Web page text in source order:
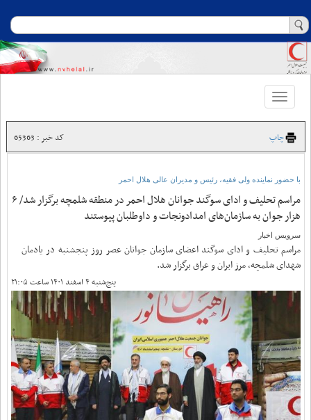
Toggle
navigation
چاپ کد خبر : 65363
با حضور نماینده ولی فقیه، رئیس و مدیران عالی هلال احمر
مراسم تحلیف و ادای سوگند جوانان هلال احمر در منطقه شلمچه برگزار شد/ ۶
هزار جوان به سازمان‌های امدادونجات و داوطلبان پیوستند
سرویس اخبار
مراسم تحلیف و ادای سوگند اعضای سازمان جوانان عصر روز پنجشنبه در یادمان
شهدای شلمچه، مرز ایران و عراق برگزار شد.
پنج‌شنبه ۴ اسفند ۱۴۰۱ ساعت ۲۱:۰۵